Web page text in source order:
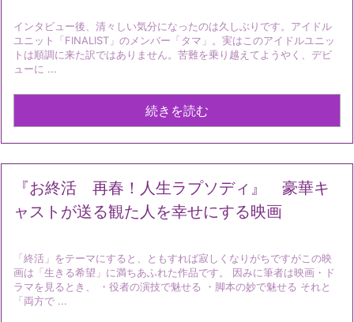
インタビュー後、清々しい気分になったのは久しぶりです。アイドル
ユニット「FINALIST」のメンバー「タマ」。実はこのアイドルユニッ
トは順調に来た訳ではありません。苦難を乗り越えてようやく、デビ
ューに ...
続きを読む
『お終活 再春！人生ラプソディ』 豪華キ
ャストが送る観た人を幸せにする映画
「終活」をテーマにすると、ともすれば寂しくなりがちですがこの映
画は「生きる希望」に満ちあふれた作品です。 因みに筆者は映画・ド
ラマを見るとき、 ・役者の演技で魅せる ・脚本の妙で魅せる それと
「両方で ...